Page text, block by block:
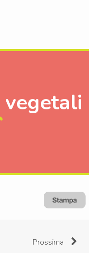
vegetali
Prossima